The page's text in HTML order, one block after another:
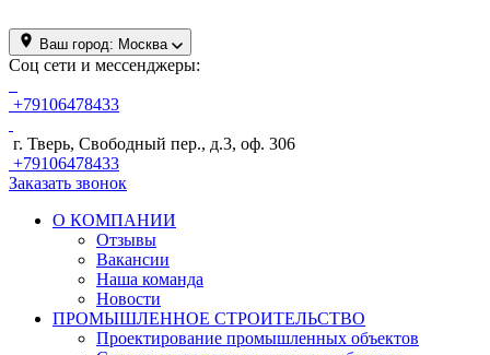
Ваш город: Москва
Соц сети и мессенджеры:
+79106478433
г. Тверь, Свободный пер., д.3, оф. 306
+79106478433
Заказать звонок
О КОМПАНИИ
Отзывы
Вакансии
Наша команда
Новости
ПРОМЫШЛЕННОЕ СТРОИТЕЛЬСТВО
Проектирование промышленных объектов